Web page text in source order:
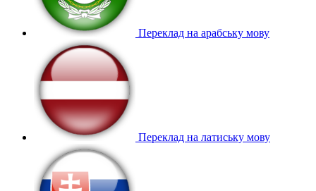
Переклад на арабську мову
Переклад на латиську мову